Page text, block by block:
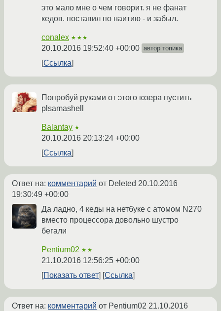
это мало мне о чем говорит. я не фанат
кедов. поставил по наитию - и забыл.
conalex ★★★
20.10.2016 19:52:40 +00:00 автор топика
Ссылка
Попробуй руками от этого юзера пустить
plsamashell
Balantay ★
20.10.2016 20:13:24 +00:00
Ссылка
Ответ на: комментарий от Deleted 20.10.2016
19:30:49 +00:00
Да ладно, 4 кеды на нетбуке с атомом N270
вместо процессора довольно шустро
бегали
Pentium02 ★★
21.10.2016 12:56:25 +00:00
Показать ответ
Ссылка
Ответ на: комментарий от Pentium02 21.10.2016